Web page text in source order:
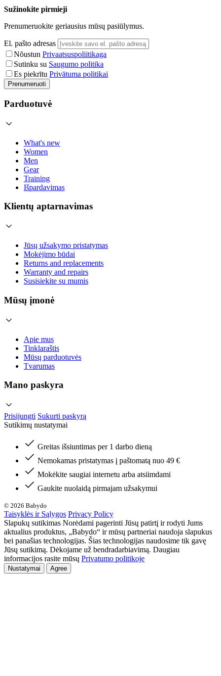
Sužinokite pirmieji
Prenumeruokite geriausius mūsų pasiūlymus.
El. pašto adresas
Nõustun Privaatsuspoliitikaga
Sutinku su Saugumo politika
Es piekrītu Privātuma politikai
Prenumeruoti
Parduotuvė
What's new
Women
Men
Gear
Training
Išpardavimas
Klientų aptarnavimas
Jūsų užsakymo pristatymas
Mokėjimo būdai
Returns and replacements
Warranty and repairs
Susisiekite su mumis
Mūsų įmonė
Apie mus
Tinklaraštis
Mūsų parduotuvės
Tvarumas
Mano paskyra
Prisijungti Sukurti paskyrą
Sutikimų nustatymai
Greitas išsiuntimas per 1 darbo dieną
Nemokamas pristatymas į paštomatą nuo 49 €
Mokėkite saugiai internetu arba atsiimdami
Gaukite nuolaidą pirmajam užsakymui
© 2026 Babydo
Taisyklės ir Sąlygos Privacy Policy
Slapukų sutikimas Norėdami pagerinti Jūsų patirtį ir rodyti Jums
aktualius produktus, „Babydo“ ir mūsų partneriai naudoja slapukus
bei panašias technologijas. Šias technologijas naudosime tik gavę
Jūsų sutikimą. Dėkojame už bendradarbiavimą. Daugiau
informacijos rasite mūsų Privatumo politikoje
Nustatymai Agree